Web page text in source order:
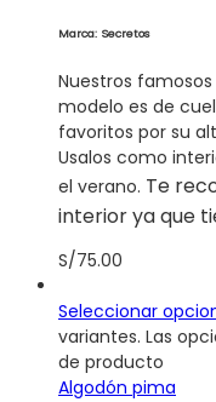
Marca: Secretos
Nuestros famosos
modelo es de
favoritos por su
Usalos como
el verano. Te
interior ya que
S/75.00
Seleccionar
variantes. Las
de producto
Algodón pima